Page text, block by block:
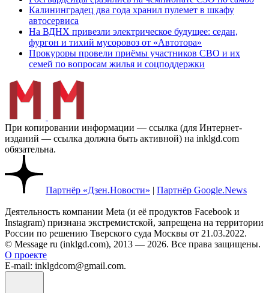
Калининградец два года хранил пулемет в шкафу
автосервиса
На ВДНХ привезли электрическое будущее: седан,
фургон и тихий мусоровоз от «Автотора»
Прокуроры провели приёмы участников СВО и их
семей по вопросам жилья и соцподдержки
При копировании информации — ссылка (для Интернет-
изданий — ссылка должна быть активной) на inklgd.com
обязательна.
Партнёр «Дзен.Новости» | Партнёр Google.News
Деятельность компании Meta (и её продуктов Facebook и
Instagram) признана экстремистской, запрещена на территории
России по решению Тверского суда Москвы от 21.03.2022.
© Message ru (inklgd.com), 2013 — 2026. Все права защищены.
О проекте
E-mail: inklgdcom@gmail.com.